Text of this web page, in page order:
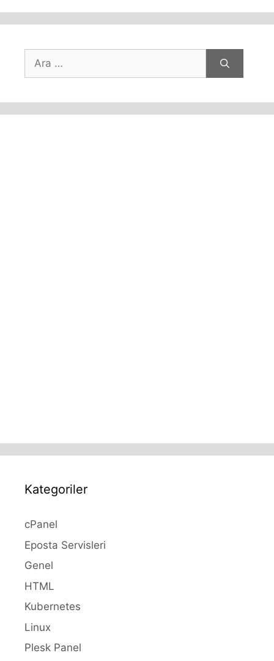
için
Kategoriler
cPanel
Eposta Servisleri
Genel
HTML
Kubernetes
Linux
Plesk Panel